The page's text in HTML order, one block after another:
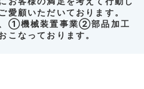
愛顧いただいております。
、①機械装置事業②部品加工
なっております。